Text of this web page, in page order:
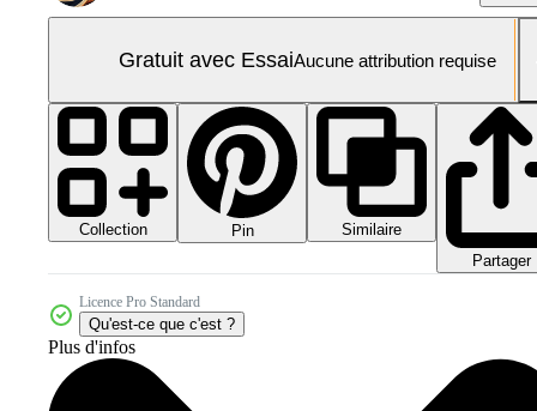
Gratuit avec EssaiAucune attribution requise
Collection Pin
Similaire
Partager
Licence Pro Standard
Qu'est-ce que c'est ?
Plus d'infos